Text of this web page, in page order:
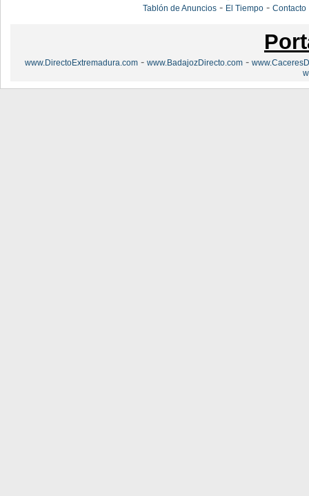
Tablón de Anuncios - El Tiempo -Contacto
www.DirectoExtremadura.com - www.BadajozDirecto.com -